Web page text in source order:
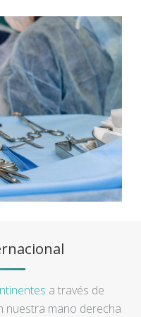
a través de
nuestra mano derecha